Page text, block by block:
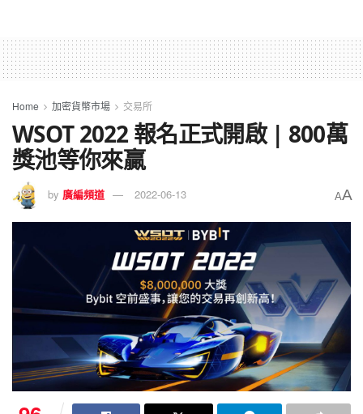
Home 加密貨幣市場 交易所
WSOT 2022 報名正式開啟 | 800萬
獎池等你來贏
by 廣編頻道 2022-06-13 AA